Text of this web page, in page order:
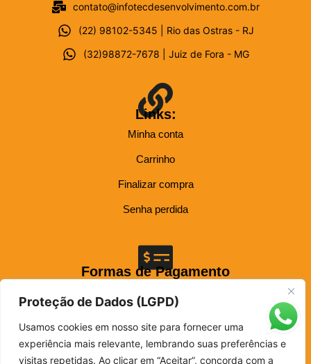
Proteção de Dados (LGPD)
Usamos cookies em nosso site para fornecer uma
experiência mais relevante, lembrando suas preferências e
visitas repetidas. Ao clicar em “Aceitar”, concorda com a
contato@infotecdesenvolvimento.com.br
(22) 98102-5345 | Rio das Ostras - RJ
(32)98872-7678 | Juiz de Fora - MG
Links:
Minha conta
Carrinho
Finalizar compra
Senha perdida
Formas de Pagamento
Até 12x nos cartões: Visa, Mastercard, Elo, Hiper, Hipercard e American Express.
Site Seguro